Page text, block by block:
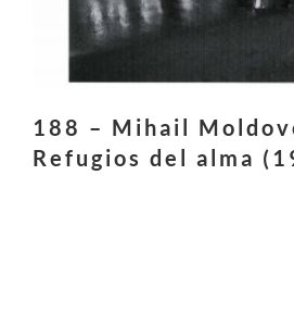
188 – Mihail
Refugios del alma